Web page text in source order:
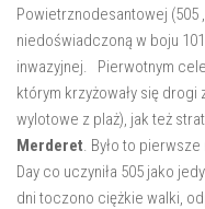
Powietrznodesantowej (505
niedoświadczoną w boju
inwazyjnej. Pierwotnym
którym krzyżowały się
wylotowe z plaż), jak też
Merderet. Było to
Day co uczyniła 505 jako
dni toczono ciężkie walki,